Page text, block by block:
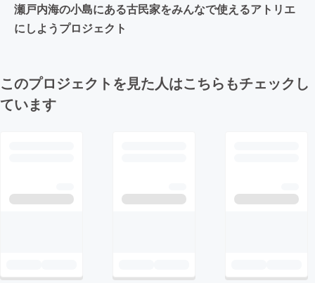
瀬戸内海の小島にある古民家をみんなで使えるアトリエ
にしようプロジェクト
このプロジェクトを見た人はこちらもチェックし
ています